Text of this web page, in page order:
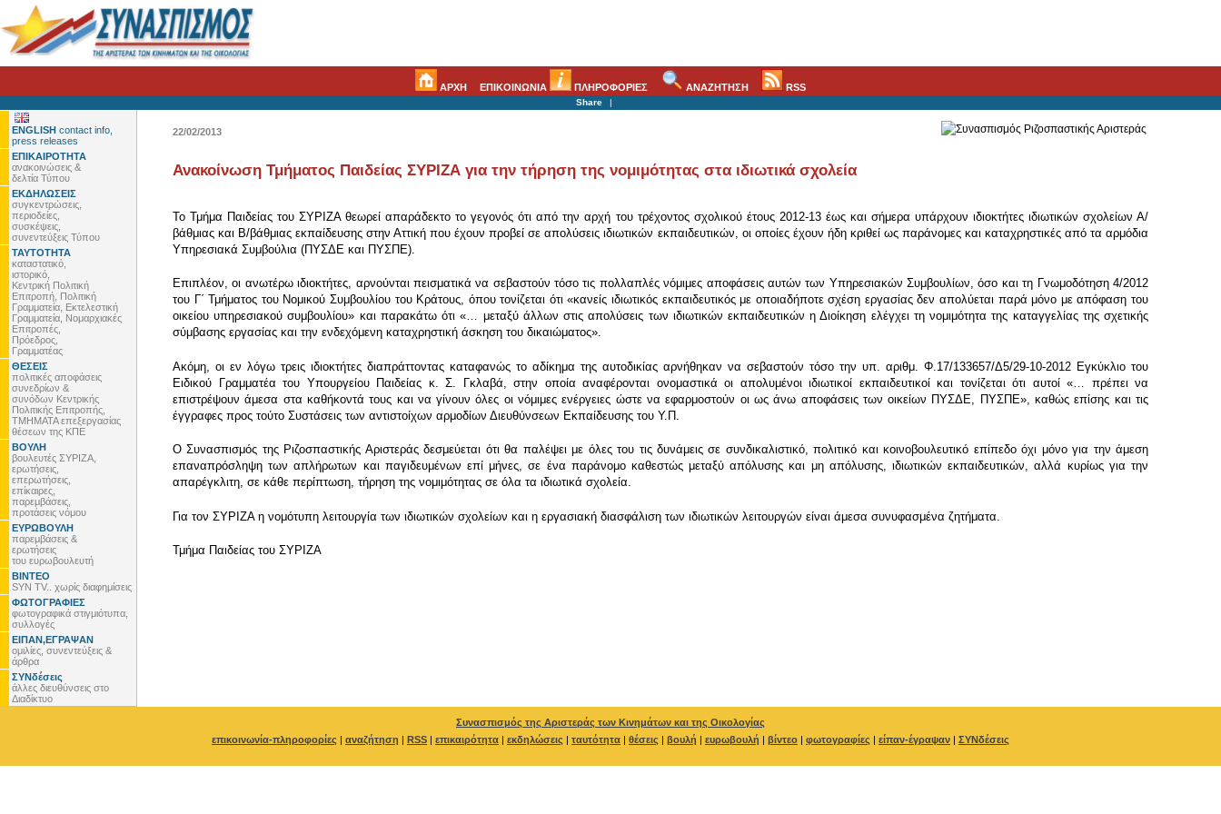
ΑΡΧΗ ΕΠΙΚΟΙΝΩΝΙΑ ΠΛΗΡΟΦΟΡΙΕΣ ΑΝΑΖΗΤΗΣΗ RSS
Share |
ENGLISH contact info,
press releases
ΕΠΙΚΑΙΡΟΤΗΤΑ
ανακοινώσεις &
δελτία Τύπου
ΕΚΔΗΛΩΣΕΙΣ
συγκεντρώσεις,
περιοδείες,
συσκέψεις,
συνεντεύξεις Τύπου
ΤΑΥΤΟΤΗΤΑ
καταστατικό,
ιστορικό,
Κεντρική Πολιτική
Επιτροπή, Πολιτική
Γραμματεία, Εκτελεστική
Γραμματεία, Νομαρχιακές
Επιτροπές,
Πρόεδρος,
Γραμματέας
ΘΕΣΕΙΣ
πολιτικές αποφάσεις
συνεδρίων &
συνόδων Κεντρικής
Πολιτικής Επιτροπής,
ΤΜΗΜΑΤΑ επεξεργασίας
θέσεων της ΚΠΕ
ΒΟΥΛΗ
βουλευτές ΣΥΡΙΖΑ,
ερωτήσεις,
επερωτήσεις,
επίκαιρες,
παρεμβάσεις,
προτάσεις νόμου
ΕΥΡΩΒΟΥΛΗ
παρεμβάσεις &
ερωτήσεις
του ευρωβουλευτή
ΒΙΝΤΕΟ
SYN TV.. χωρίς διαφημίσεις
ΦΩΤΟΓΡΑΦΙΕΣ
φωτογραφικά στιγμιότυπα,
συλλογές
ΕΙΠΑΝ,ΕΓΡΑΨΑΝ
ομιλίες, συνεντεύξεις &
άρθρα
ΣΥΝδέσεις
άλλες διευθύνσεις στο
Διαδίκτυο
22/02/2013
Ανακοίνωση Τμήματος Παιδείας ΣΥΡΙΖΑ για την τήρηση της νομιμότητας στα ιδιωτικά σχολεία
Το Τμήμα Παιδείας του ΣΥΡΙΖΑ θεωρεί απαράδεκτο το γεγονός ότι από την αρχή του τρέχοντος σχολικού έτους 2012-13 έως και σήμερα υπάρχουν ιδιοκτήτες ιδιωτικών σχολείων Α/
βάθμιας και Β/βάθμιας εκπαίδευσης στην Αττική που έχουν προβεί σε απολύσεις ιδιωτικών εκπαιδευτικών, οι οποίες έχουν ήδη κριθεί ως παράνομες και καταχρηστικές από τα αρμόδια
Υπηρεσιακά Συμβούλια (ΠΥΣΔΕ και ΠΥΣΠΕ).
Επιπλέον, οι ανωτέρω ιδιοκτήτες, αρνούνται πεισματικά να σεβαστούν τόσο τις πολλαπλές νόμιμες αποφάσεις αυτών των Υπηρεσιακών Συμβουλίων, όσο και τη Γνωμοδότηση 4/2012
του Γ΄ Τμήματος του Νομικού Συμβουλίου του Κράτους, όπου τονίζεται ότι «κανείς ιδιωτικός εκπαιδευτικός με οποιαδήποτε σχέση εργασίας δεν απολύεται παρά μόνο με απόφαση του
οικείου υπηρεσιακού συμβουλίου» και παρακάτω ότι «… μεταξύ άλλων στις απολύσεις των ιδιωτικών εκπαιδευτικών η Διοίκηση ελέγχει τη νομιμότητα της καταγγελίας της σχετικής
σύμβασης εργασίας και την ενδεχόμενη καταχρηστική άσκηση του δικαιώματος».
Ακόμη, οι εν λόγω τρεις ιδιοκτήτες διαπράττοντας καταφανώς το αδίκημα της αυτοδικίας αρνήθηκαν να σεβαστούν τόσο την υπ. αριθμ. Φ.17/133657/Δ5/29-10-2012 Εγκύκλιο του
Ειδικού Γραμματέα του Υπουργείου Παιδείας κ. Σ. Γκλαβά, στην οποία αναφέρονται ονομαστικά οι απολυμένοι ιδιωτικοί εκπαιδευτικοί και τονίζεται ότι αυτοί «… πρέπει να
επιστρέψουν άμεσα στα καθήκοντά τους και να γίνουν όλες οι νόμιμες ενέργειες ώστε να εφαρμοστούν οι ως άνω αποφάσεις των οικείων ΠΥΣΔΕ, ΠΥΣΠΕ», καθώς επίσης και τις
έγγραφες προς τούτο Συστάσεις των αντιστοίχων αρμοδίων Διευθύνσεων Εκπαίδευσης του Υ.Π.
Ο Συνασπισμός της Ριζοσπαστικής Αριστεράς δεσμεύεται ότι θα παλέψει με όλες του τις δυνάμεις σε συνδικαλιστικό, πολιτικό και κοινοβουλευτικό επίπεδο όχι μόνο για την άμεση
επαναπρόσληψη των απλήρωτων και παγιδευμένων επί μήνες, σε ένα παράνομο καθεστώς μεταξύ απόλυσης και μη απόλυσης, ιδιωτικών εκπαιδευτικών, αλλά κυρίως για την
απαρέγκλιτη, σε κάθε περίπτωση, τήρηση της νομιμότητας σε όλα τα ιδιωτικά σχολεία.
Για τον ΣΥΡΙΖΑ η νομότυπη λειτουργία των ιδιωτικών σχολείων και η εργασιακή διασφάλιση των ιδιωτικών λειτουργών είναι άμεσα συνυφασμένα ζητήματα.
Τμήμα Παιδείας του ΣΥΡΙΖΑ
Συνασπισμός της Αριστεράς των Κινημάτων και της Οικολογίας
επικοινωνία-πληροφορίες | αναζήτηση | RSS | επικαιρότητα | εκδηλώσεις | ταυτότητα | θέσεις | βουλή | ευρωβουλή | βίντεο | φωτογραφίες | είπαν-έγραψαν | ΣΥΝδέσεις